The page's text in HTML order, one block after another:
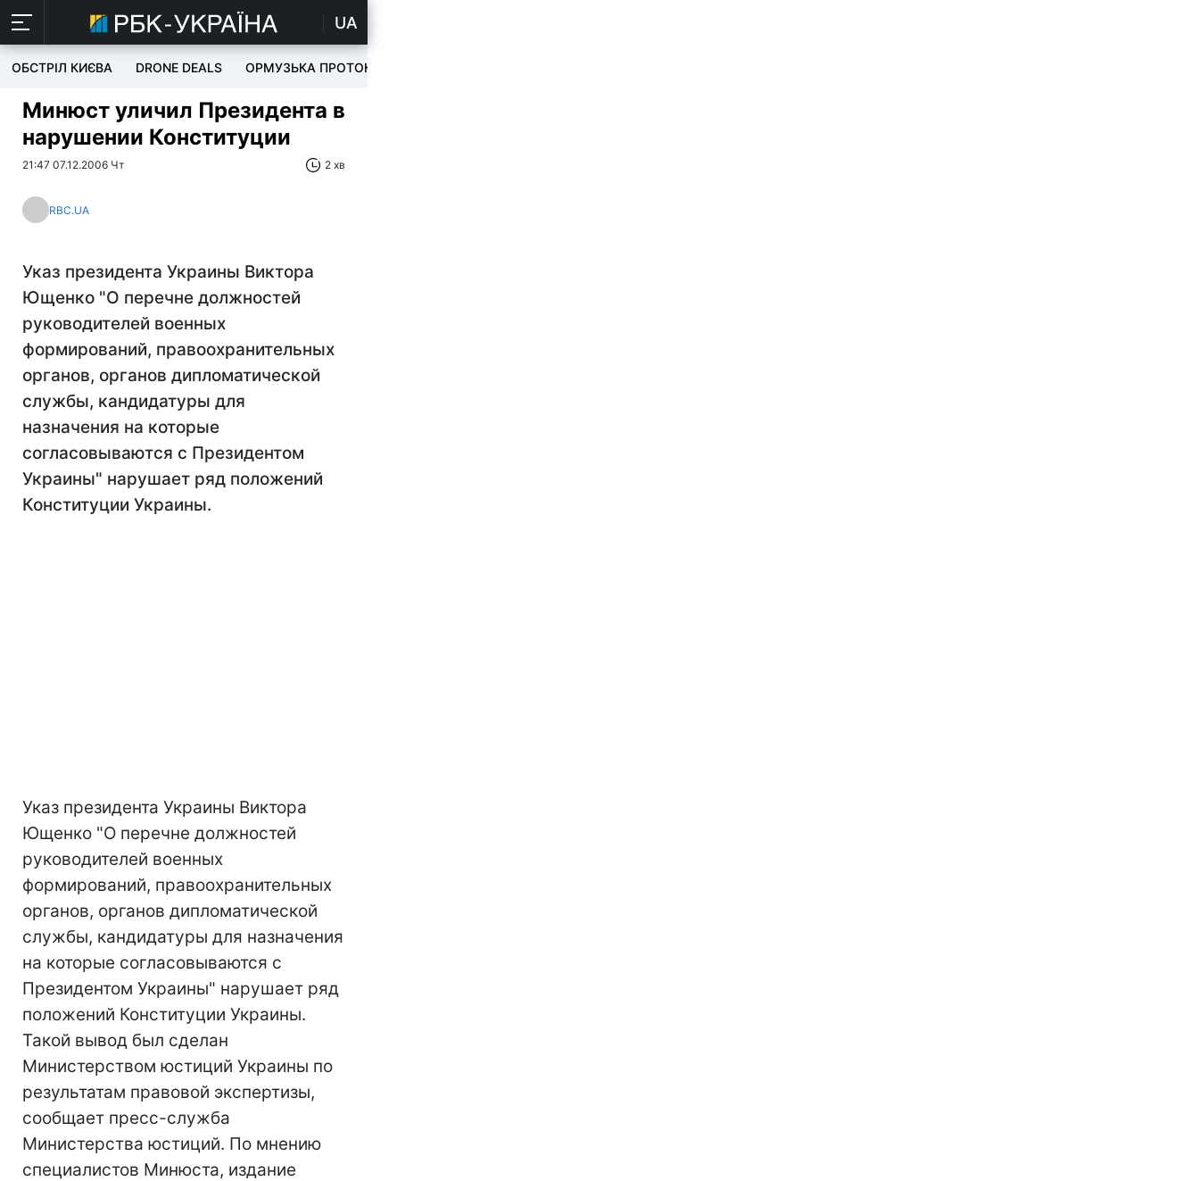
UA
ОБСТРІЛ КИЄВА DRONE DEALS ОРМУЗЬКА ПРОТОКА
Минюст уличил Президента в
нарушении Конституции
21:47 07.12.2006 Чт 2 хв
RBC.UA
Указ президента Украины Виктора
Ющенко "О перечне должностей
руководителей военных
формирований, правоохранительных
органов, органов дипломатической
службы, кандидатуры для
назначения на которые
согласовываются с Президентом
Украины" нарушает ряд положений
Конституции Украины.
Указ президента Украины Виктора
Ющенко "О перечне должностей
руководителей военных
формирований, правоохранительных
органов, органов дипломатической
службы, кандидатуры для назначения
на которые согласовываются с
Президентом Украины" нарушает ряд
положений Конституции Украины.
Такой вывод был сделан
Министерством юстиций Украины по
результатам правовой экспертизы,
сообщает пресс-служба
Министерства юстиций. По мнению
специалистов Минюста, издание